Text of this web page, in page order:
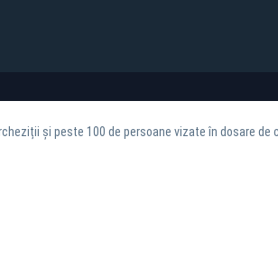
și peste 100 de persoane vizate în dosare